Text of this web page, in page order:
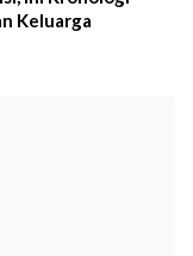
Keluarga